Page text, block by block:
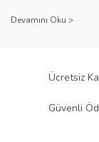
sağlıyor.
Engo ekran
ürününü titiz bir
Ücretsiz
Güvenli